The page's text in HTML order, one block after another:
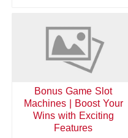
Bonus Game Slot
Machines | Boost Your
Wins with Exciting
Features